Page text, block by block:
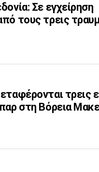
Σε εγχείρηση
τους τρεις
τρεις
στη Βόρεια